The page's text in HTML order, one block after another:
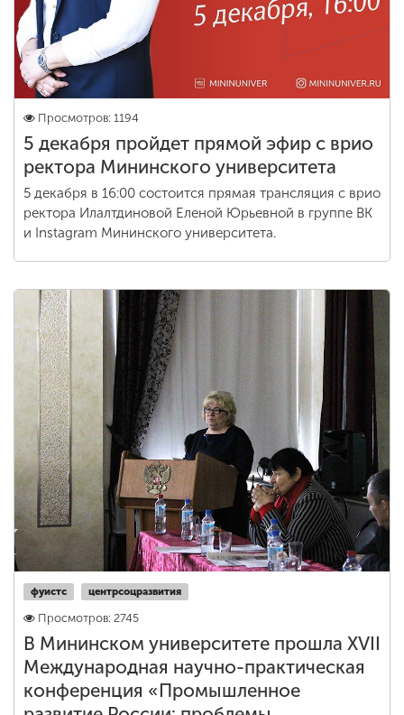
Просмотров: 1194
5 декабря пройдет прямой эфир с врио
ректора Мининского университета
5 декабря в 16:00 состоится прямая трансляция с врио
ректора Илалтдиновой Еленой Юрьевной в группе ВК
и Instagram Мининского университета.
фуистс центрсоцразвития
Просмотров: 2745
В Мининском университете прошла XVII
Международная научно-практическая
конференция «Промышленное